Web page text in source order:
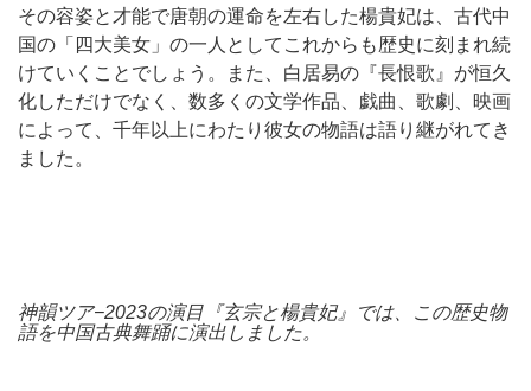
その容姿と才能で唐朝の運命を左右した楊貴妃は、古代中
国の「四大美女」の一人としてこれからも歴史に刻まれ続
けていくことでしょう。また、白居易の『長恨歌』が恒久
化しただけでなく、数多くの文学作品、戯曲、歌劇、映画
によって、千年以上にわたり彼女の物語は語り継がれてき
ました。
神韻ツア−2023の演目『玄宗と楊貴妃』では、この歴史物
語を中国古典舞踊に演出しました。